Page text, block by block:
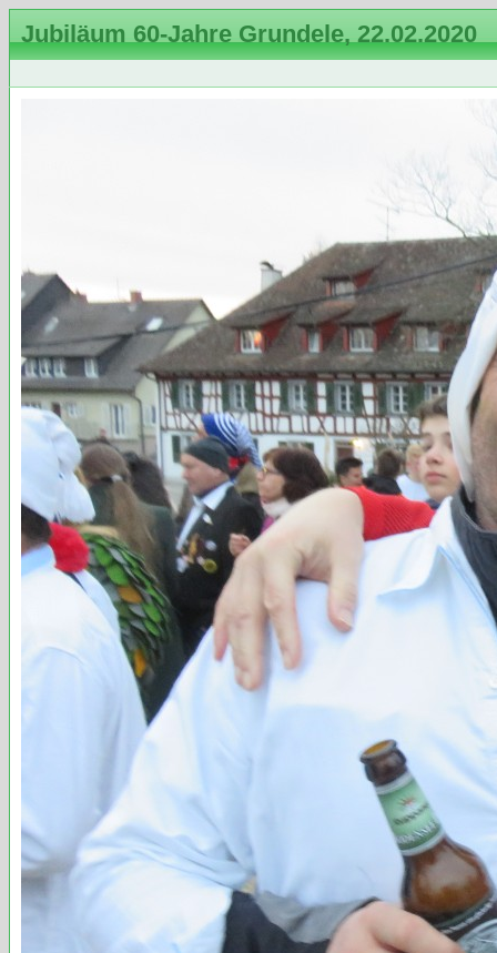
Jubiläum 60-Jahre Grundele, 22.02.2020